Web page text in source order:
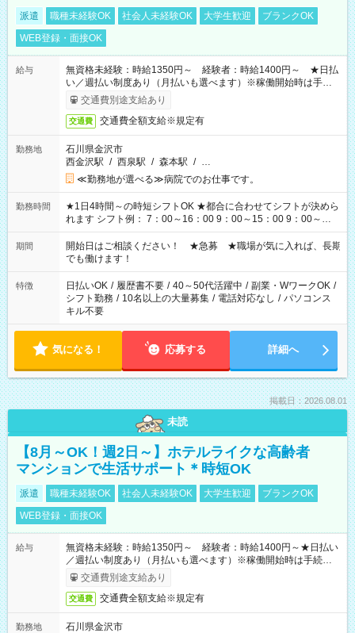
派遣 職種未経験OK 社会人未経験OK 大学生歓迎
ブランクOK
WEB登録・面接OK
給与
無資格未経験：時給1350円～ 経験者：時給1400円～ ★日払
い／週払い制度あり（月払いも選べます）※稼働開始時は手続き
完了次第のお支払いとなります。
交通費別途支給あり
交通費 交通費全額支給※規定有
勤務地
石川県金沢市
西金沢駅 / 西泉駅 / 森本駅 / …
≪勤務地が選べる≫病院でのお仕事です。
勤務時間
★1日4時間～の時短シフトOK ★都合に合わせてシフトが決めら
れます シフト例： 7：00～16：00 9：00～15：00 9：00～
18：00 11：00～20：00 など ※Wワークの場合、他のお仕事と
合わせ週40時間超の就業はご案内できません ※法令に基づき、
週20時間以上勤務は社会保険への加入対象となります ※労働者
派遣法（日雇い派遣の原則禁止）により、短時間・短期間の就
業はご案内が難しい場合があります
期間
開始日はご相談ください！ ★急募 ★職場が気に入れば、長期
でも働けます！
特徴 日払いOK / 履歴書不要 / 40～50代活躍中 / 副業・WワークOK /
シフト勤務 / 10名以上の大量募集 / 電話対応なし / パソコンス
キル不要
気になる！ 応募する 詳細へ
掲載日：2026.08.01
未読
【8月～OK！週2日～】ホテルライクな高齢者
マンションで生活サポート＊時短OK
派遣 職種未経験OK 社会人未経験OK 大学生歓迎
ブランクOK
WEB登録・面接OK
給与
無資格未経験：時給1350円～ 経験者：時給1400円～★日払い
／週払い制度あり（月払いも選べます）※稼働開始時は手続き完
了次第のお支払いとなります。
交通費別途支給あり
交通費 交通費全額支給※規定有
勤務地
石川県金沢市